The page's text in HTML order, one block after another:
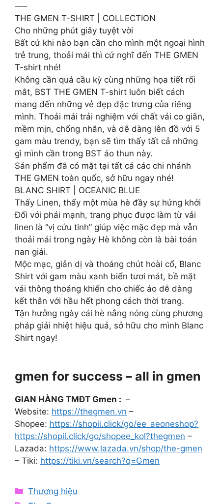
—–
THE GMEN T-SHIRT | COLLECTION
Cho những phút giây tuyệt vời
Bất cứ khi nào bạn cần cho mình một ngoại hình
trẻ trung, thoải mái thì cứ nghĩ đến THE GMEN
T-shirt nhé!
Không cần quá cầu kỳ cùng những họa tiết rối
mắt, BST THE GMEN T-shirt luôn biết cách
mang đến những vẻ đẹp đặc trưng của riêng
mình. Thoải mái trải nghiệm với chất vải co giãn,
mềm mịn, chống nhăn, và dễ dàng lên đồ với 5
gam màu trendy, bạn sẽ tìm thấy tất cả những
gì mình cần trong BST áo thun này.
Sản phẩm đã có mặt tại tất cả các chi nhánh
THE GMEN toàn quốc, sở hữu ngay nhé!
BLANC SHIRT | OCEANIC BLUE
Thấy Linen, thấy một mùa hè đầy sự hứng khởi
Đối với phái mạnh, trang phục được làm từ vải
linen là “vị cứu tinh” giúp việc mặc đẹp mà vẫn
thoải mái trong ngày Hè không còn là bài toán
nan giải.
Mộc mạc, giản dị và thoáng chút hoài cổ, Blanc
Shirt với gam màu xanh biển tươi mát, bề mặt
vải thông thoáng khiến cho chiếc áo dễ dàng
kết thân với hầu hết phong cách thời trang.
Tận hưởng ngày cái hè nắng nóng cùng phương
pháp giải nhiệt hiệu quả, sở hữu cho mình Blanc
Shirt ngay!
gmen for success – all in gmen
GIAN HÀNG TMĐT Gmen : –
Website: https://thegmen.vn –
Shopee: https://shopii.click/go/ee_aeoneshop?
https://shopii.click/go/shopee_kol?thegmen –
Lazada: https://www.lazada.vn/shop/the-gmen
– Tiki: https://tiki.vn/search?q=Gmen
Categories
Thương hiệu